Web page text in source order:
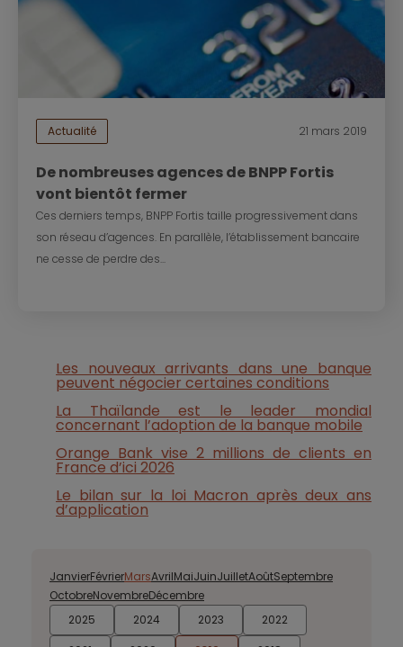
Actualité 21 mars 2019
De nombreuses agences de BNPP Fortis
vont bientôt fermer
Ces derniers temps, BNPP Fortis taille progressivement dans
son réseau d’agences. En parallèle, l’établissement bancaire
ne cesse de perdre des...
Les nouveaux arrivants dans une banque
peuvent négocier certaines conditions
La Thaïlande est le leader mondial
concernant l’adoption de la banque mobile
Orange Bank vise 2 millions de clients en
France d’ici 2026
Le bilan sur la loi Macron après deux ans
d’application
2025 2024 2023
2022
JanvierFévrierMarsAvrilMaiJuinJuilletAoûtSeptembre
OctobreNovembreDécembre